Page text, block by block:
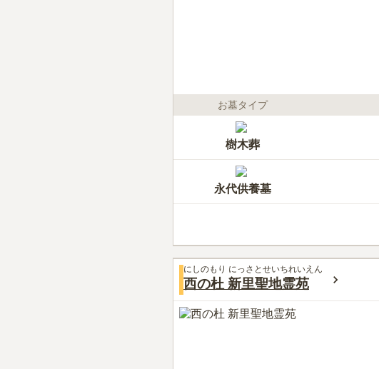
お墓タイプ
樹木葬
永代供養墓
にしのもり にっさとせいちれいえん
西の杜 新里聖地霊苑